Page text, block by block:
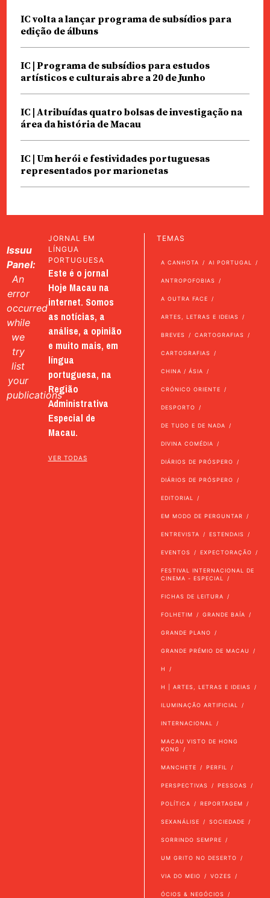
IC volta a lançar programa de subsídios para
edição de álbuns
IC | Programa de subsídios para estudos
artísticos e culturais abre a 20 de Junho
IC | Atribuídas quatro bolsas de investigação na
área da história de Macau
IC | Um herói e festividades portuguesas
representados por marionetas
Issuu
Panel:
An
error
occurred
while
we
try
list
your
publications
JORNAL EM
LÍNGUA
PORTUGUESA
Este é o jornal
Hoje Macau na
internet. Somos
as notícias, a
análise, a opinião
e muito mais, em
língua
portuguesa, na
Região
Administrativa
Especial de
Macau.
VER TODAS
TEMAS
A CANHOTA AI PORTUGAL
ANTROPOFOBIAS
A OUTRA FACE
ARTES, LETRAS E IDEIAS
BREVES CARTOGRAFIAS
CARTOGRAFIAS
CHINA / ÁSIA
CRÓNICO ORIENTE
DESPORTO
DE TUDO E DE NADA
DIVINA COMÉDIA
DIÁRIOS DE PRÓSPERO
DIÁRIOS DE PRÓSPERO
EDITORIAL
EM MODO DE PERGUNTAR
ENTREVISTA ESTENDAIS
EVENTOS EXPECTORAÇÃO
FESTIVAL INTERNACIONAL DE
CINEMA - ESPECIAL
FICHAS DE LEITURA
FOLHETIM GRANDE BAÍA
GRANDE PLANO
GRANDE PRÉMIO DE MACAU
H
H | ARTES, LETRAS E IDEIAS
ILUMINAÇÃO ARTIFICIAL
INTERNACIONAL
MACAU VISTO DE HONG
KONG
MANCHETE PERFIL
PERSPECTIVAS PESSOAS
POLÍTICA REPORTAGEM
SEXANÁLISE SOCIEDADE
SORRINDO SEMPRE
UM GRITO NO DESERTO
VIA DO MEIO VOZES
ÓCIOS & NEGÓCIOS